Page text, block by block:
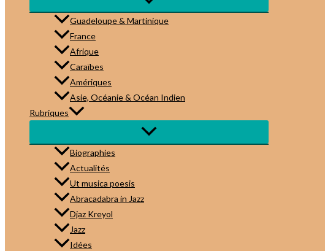
Guadeloupe & Martinique
France
Afrique
Caraïbes
Amériques
Asie, Océanie & Océan Indien
Rubriques
Biographies
Actualités
Ut musica poesis
Abracadabra in Jazz
Djaz Kreyol
Jazz
Idées